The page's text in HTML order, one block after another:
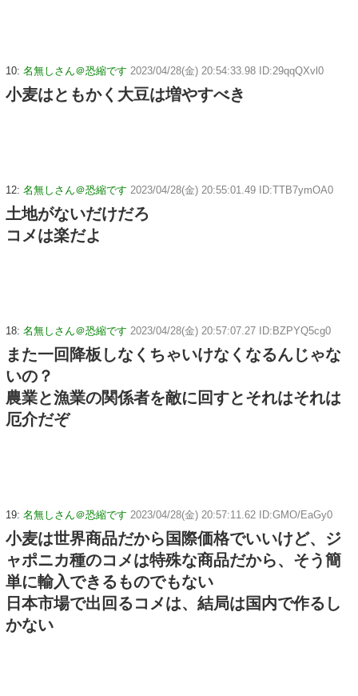
10: 名無しさん＠恐縮です 2023/04/28(金) 20:54:33.98 ID:29qqQXvl0
小麦はともかく大豆は増やすべき
12: 名無しさん＠恐縮です 2023/04/28(金) 20:55:01.49 ID:TTB7ymOA0
土地がないだけだろ
コメは楽だよ
18: 名無しさん＠恐縮です 2023/04/28(金) 20:57:07.27 ID:BZPYQ5cg0
また一回降板しなくちゃいけなくなるんじゃな
いの？
農業と漁業の関係者を敵に回すとそれはそれは
厄介だぞ
19: 名無しさん＠恐縮です 2023/04/28(金) 20:57:11.62 ID:GMO/EaGy0
小麦は世界商品だから国際価格でいいけど、ジ
ャポニカ種のコメは特殊な商品だから、そう簡
単に輸入できるものでもない
日本市場で出回るコメは、結局は国内で作るし
かない